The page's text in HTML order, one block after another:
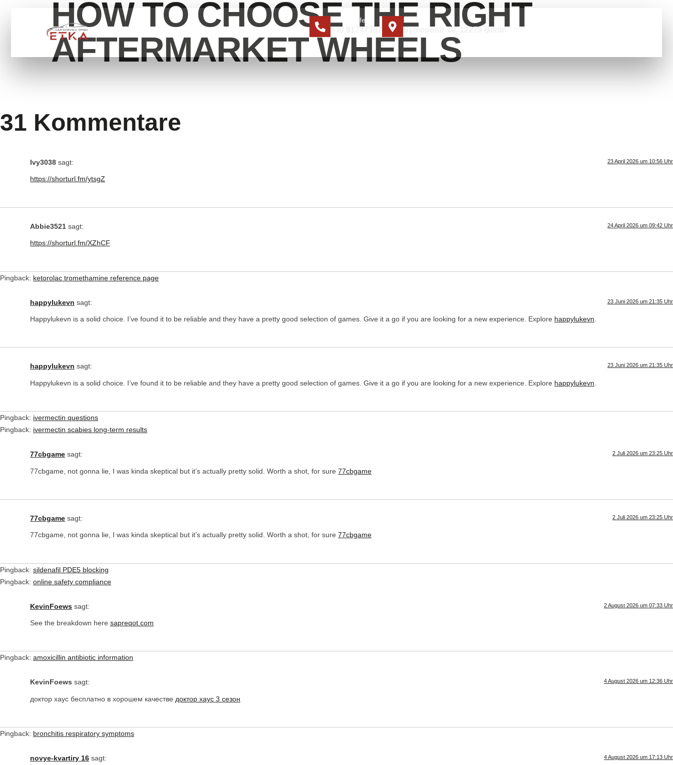
Jetzt anrufen Standort
Symeonstr 10, 12279 Berlin
HOW TO CHOOSE THE RIGHT
AFTERMARKET WHEELS
31 Kommentare
Ivy3038 sagt: 23 April 2026 um 10:56 Uhr
https://shorturl.fm/ytsgZ
Abbie3521 sagt: 24 April 2026 um 09:42 Uhr
https://shorturl.fm/XZhCF
Pingback: ketorolac tromethamine reference page
happylukevn sagt: 23 Juni 2026 um 21:35 Uhr
Happylukevn is a solid choice. I’ve found it to be reliable and they have a pretty good selection of games. Give it a go if you are looking for a new experience. Explore happylukevn
happylukevn sagt: 23 Juni 2026 um 21:35 Uhr
Happylukevn is a solid choice. I’ve found it to be reliable and they have a pretty good selection of games. Give it a go if you are looking for a new experience. Explore happylukevn
Pingback: ivermectin questions
Pingback: ivermectin scabies long‑term results
77cbgame sagt: 2 Juli 2026 um 23:25 Uhr
77cbgame, not gonna lie, I was kinda skeptical but it’s actually pretty solid. Worth a shot, for sure 77cbgame
77cbgame sagt: 2 Juli 2026 um 23:25 Uhr
77cbgame, not gonna lie, I was kinda skeptical but it’s actually pretty solid. Worth a shot, for sure 77cbgame
Pingback: sildenafil PDE5 blocking
Pingback: online safety compliance
KevinFoews sagt: 2 August 2026 um 07:33 Uhr
See the breakdown here sapreqot.com
Pingback: amoxicillin antibiotic information
KevinFoews sagt: 4 August 2026 um 12:36 Uhr
доктор хаус бесплатно в хорошем качестве доктор хаус 3 сезон
Pingback: bronchitis respiratory symptoms
novye-kvartiry 16 sagt: 4 August 2026 um 17:13 Uhr